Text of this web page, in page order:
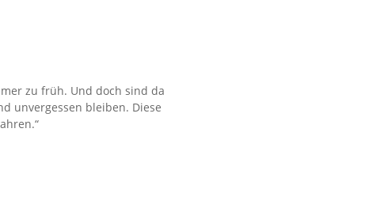
zu früh. Und doch sind da
unvergessen bleiben. Diese